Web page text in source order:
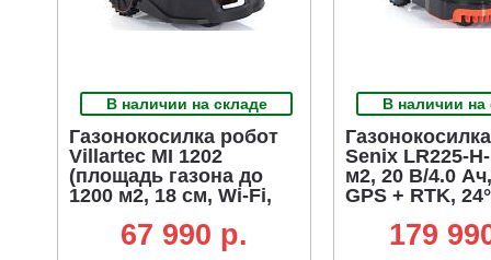
В наличии на складе
Газонокосилка робот
Villartec MI 1202
(площадь газона до
1200 м2, 18 см, Wi-Fi,
столкновения, карта
участка, 20В / 5 Ач)
67 990 p.
В наличии на
Senix LR225-
м2, 20 В/4.0
GPS + RTK,
179